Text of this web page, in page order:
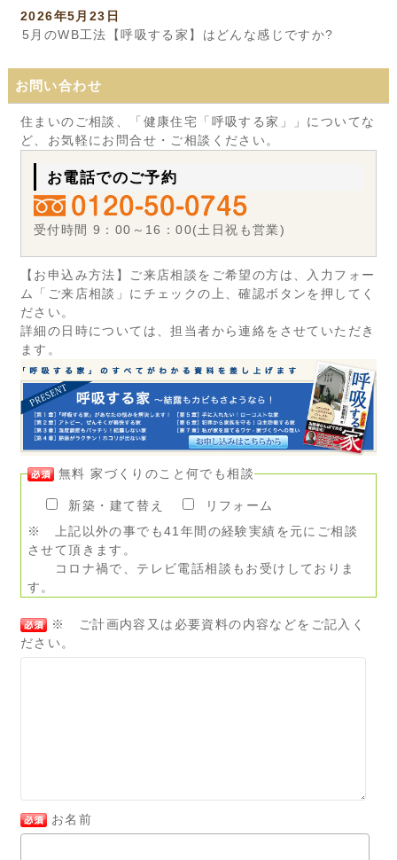
2026年5月23日
5月のWB工法【呼吸する家】はどんな感じですか?
お問い合わせ
住まいのご相談、「健康住宅「呼吸する家」」についてな
ど、お気軽にお問合せ・ご相談ください。
お電話でのご予約
受付時間 9：00～16：00(土日祝も営業)
【お申込み方法】ご来店相談をご希望の方は、入力フォー
ム「ご来店相談」にチェックの上、確認ボタンを押してく
ださい。
詳細の日時については、担当者から連絡をさせていただき
ます。
無料 家づくりのこと何でも相談
新築・建て替え
リフォーム
※ 上記以外の事でも41年間の経験実績を元にご相談
させて頂きます。
コロナ禍で、テレビ電話相談もお受けしておりま
す。
※ ご計画内容又は必要資料の内容などをご記入く
ださい。
お名前